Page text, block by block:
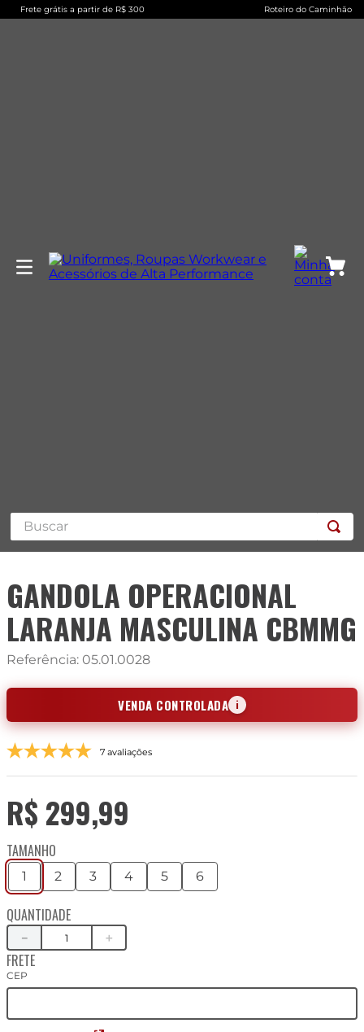
Frete grátis a partir de R$ 300 Roteiro do Caminhão
Buscar
GANDOLA OPERACIONAL
LARANJA MASCULINA CBMMG
Referência: 05.01.0028
VENDA CONTROLADA i
7 avaliações
R$ 299,99
TAMANHO
1 2 3 4 5 6
QUANTIDADE
＋
－
FRETE
CEP